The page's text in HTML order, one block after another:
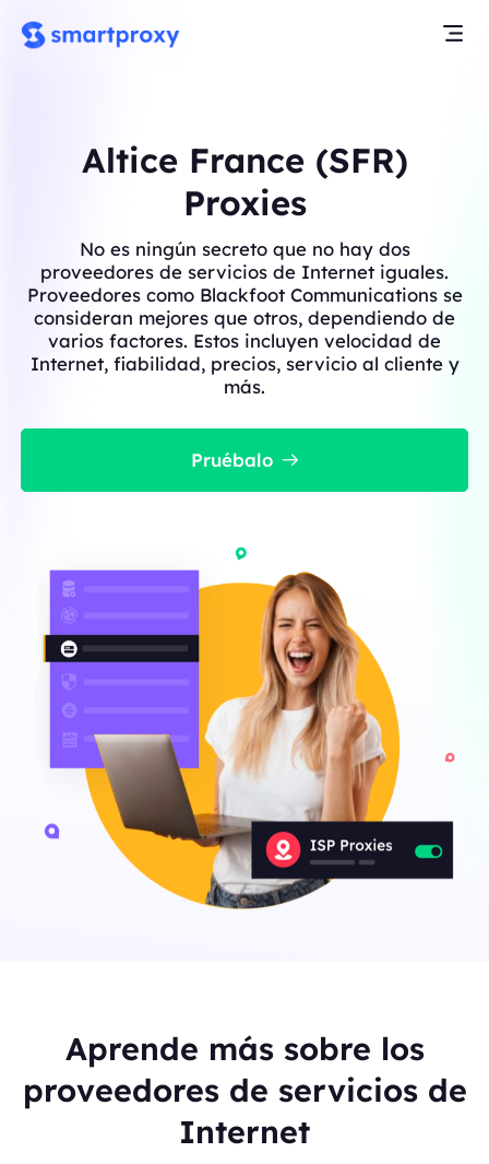
Altice France (SFR)
Proxies
No es ningún secreto que no hay dos
proveedores de servicios de Internet iguales.
Proveedores como Blackfoot Communications se
consideran mejores que otros, dependiendo de
varios factores. Estos incluyen velocidad de
Internet, fiabilidad, precios, servicio al cliente y
más.
Pruébalo
Aprende más sobre los
proveedores de servicios de
Internet